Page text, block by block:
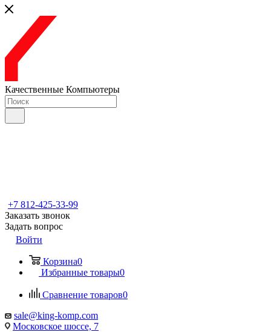
Качественные Компьютеры
+7 812-425-33-99
Заказать звонок
Задать вопрос
Войти
Корзина0
Избранные товары0
Сравнение товаров0
sale@king-komp.com
Московское шоссе, 7